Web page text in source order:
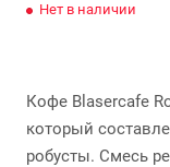
Нет в наличии
Кофе Blasercafe
который
робусты. Смесь